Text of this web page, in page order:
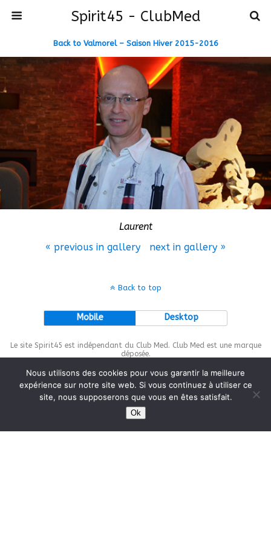
Spirit45 - ClubMed
Back to Valmorel – Saison Hiver 2015-2016
Laurent
« previous in gallery
next in gallery »
Back to top
Mobile Desktop
Le site Spirit45 est indépendant du Club Med. Club Med est une marque
déposée.
This site is protected bywp-copyrightpro.com
Nous utilisons des cookies pour vous garantir la meilleure
expérience sur notre site web. Si vous continuez à utiliser ce
site, nous supposerons que vous en êtes satisfait.
Ok